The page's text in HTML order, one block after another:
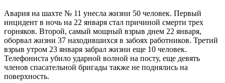
Авария на шахте № 11 унесла жизни 50 человек. Первый
инцидент в ночь на 22 января стал причиной смерти трех
горняков. Второй, самый мощный взрыв днем 22 января,
оборвал жизни 37 находившихся в забоях работников. Третий
взрыв утром 23 января забрал жизни еще 10 человек.
Телефониста убило ударной волной на посту, еще девять
членов спасательной бригады также не поднялись на
поверхность.